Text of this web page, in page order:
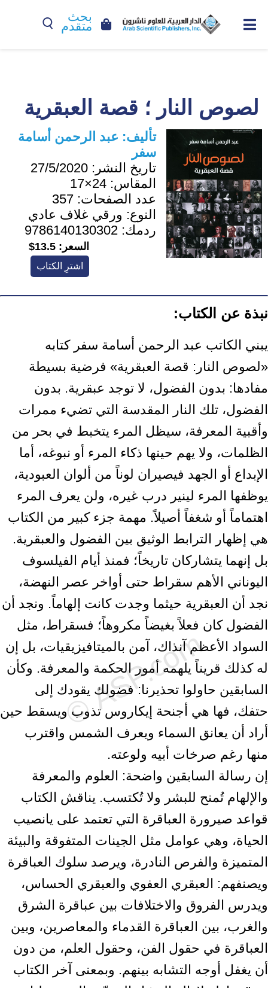
بحث
متقدم
لصوص النار ؛ قصة العبقرية
تأليف: عبد الرحمن أسامة
سفر
تاريخ النشر: 27/5/2020
المقاس: 24×17
عدد الصفحات: 357
النوع: ورقي غلاف عادي
ردمك: 9786140130302
السعر: 13.5$
اشترِ الكتاب
نبذة عن الكتاب:
يبني الكاتب عبد الرحمن أسامة سفر كتابه
«لصوص النار: قصة العبقرية» فرضية بسيطة
مفادها: ‏بدون الفضول، لا توجد عبقرية. بدون
الفضول، تلك النار المقدسة التي تضيء ‏ممرات
وأقبية المعرفة، سيظل المرء يتخبط في بحر من
الظلمات، ولا يهم حينها ذكاء ‏المرء أو نبوغه، أما
الإبداع أو الجهد فيصيران لوناً من ألوان العبودية،
يوظفها المرء ‏لينير درب غيره، ولن يعرف المرء
اهتماماً أو شغفاً أصيلاً. مهمة جزء كبير من ‏الكتاب
هي إظهار الترابط الوثيق بين الفضول والعبقرية.
بل إنهما يتشاركان تاريخاً؛ ‏فمنذ أيام الفيلسوف
اليوناني الأهم سقراط حتى أواخر عصر النهضة،
نجد أن ‏العبقرية حيثما وجدت كانت إلهاماً. ونجد أن
الفضول كان فعلاً بغيضاً مكروهاً؛ ‏فسقراط، مثل
السواد الأعظم آنذاك، آمن بالميتافيزيقيات، بل إن
له كذلك قريناً يلهمه ‏أمور الحكمة والمعرفة. وكأن
السابقين حاولوا تحذيرنا: فضولك يقودك إلى
حتفك، ‏فها هي أجنحة إيكاروس تذوب ويسقط حين
أراد أن يعانق السماء ويعرف الشمس ‏واقترب
منها رغم صرخات أبيه ولوعته.‏
إن رسالة السابقين واضحة: العلوم والمعرفة
والإلهام تُمنح للبشر ولا تُكتسب.‏ يناقش الكتاب
قواعد صيرورة العباقرة التي تعتمد على يانصيب
الحياة، وهي ‏عوامل مثل الجينات المتفوقة والبيئة
المتميزة والفرص النادرة، ويرصد سلوك العباقرة
‏ويصنفهم: العبقري العفوي والعبقري الحساس،
ويدرس الفروق والاختلافات بين ‏عباقرة الشرق
والغرب، بين العباقرة القدماء والمعاصرين، وبين
العباقرة في حقول ‏الفن، وحقول العلم، من دون
أن يغفل أوجه التشابه بينهم. وبمعنى آخر الكتاب